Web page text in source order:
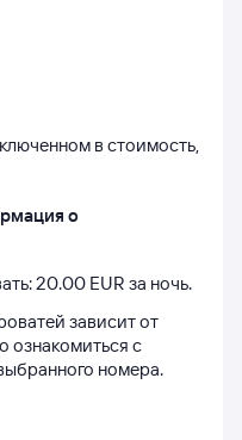
в стоимость,
о
20.00 EUR за ночь.
зависит от
ознакомиться с
номера.